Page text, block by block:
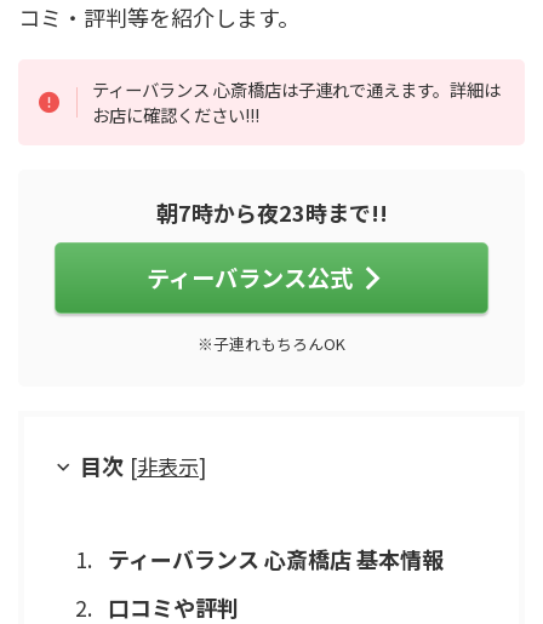
コミ・評判等を紹介します。
ティーバランス 心斎橋店は子連れで通えます。詳細は
お店に確認ください!!!
朝7時から夜23時まで!!
ティーバランス公式
※子連れもちろんOK
目次 [非表示]
ティーバランス 心斎橋店 基本情報
口コミや評判